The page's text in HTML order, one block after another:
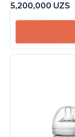
5,200,000 UZS